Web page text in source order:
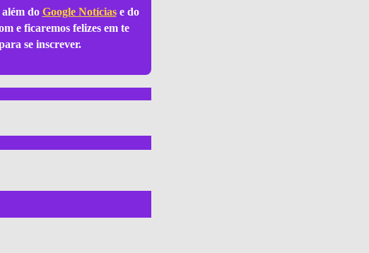
do Google Notíciase do
e ficaremos felizes em te
se inscrever.